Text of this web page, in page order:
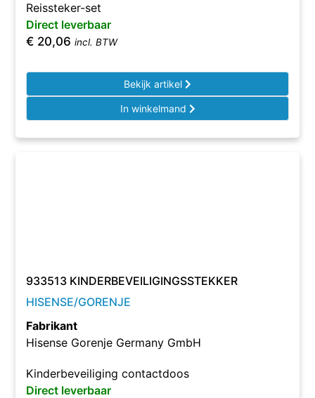
Reissteker-set
Direct leverbaar
€ 20,06 incl. BTW
Bekijk artikel
In winkelmand
933513 KINDERBEVEILIGINGSSTEKKER
HISENSE/GORENJE
Fabrikant
Hisense Gorenje Germany GmbH
Kinderbeveiliging contactdoos
Direct leverbaar